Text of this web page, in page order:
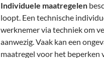
Individuele maatregelen
loopt. Een technische
werknemer via techniek om
aanwezig. Vaak kan een
maatregel voor het beperken